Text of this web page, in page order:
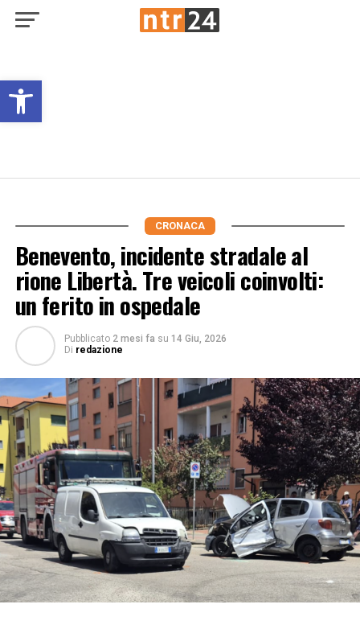
Open toolbar
CRONACA
Benevento, incidente stradale al
rione Libertà. Tre veicoli coinvolti:
un ferito in ospedale
Pubblicato 2 mesi fa su 14 Giu, 2026
Di redazione